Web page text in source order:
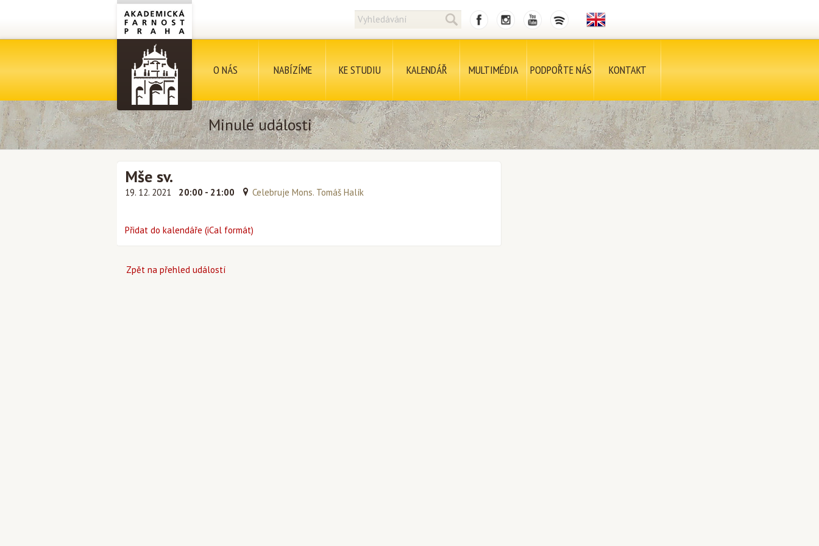
O NÁS NABÍZÍME KE STUDIU KALENDÁŘ MULTIMÉDIA PODPOŘTE NÁS KONTAKT
Minulé události
Mše sv.
19. 12. 2021 20:00 - 21:00 Celebruje Mons. Tomáš Halík
Přidat do kalendáře (iCal formát)
Zpět na přehled událostí